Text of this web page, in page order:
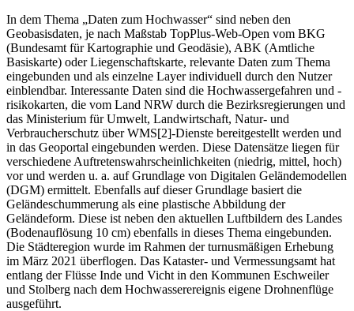
In dem Thema „Daten zum Hochwasser“ sind neben den
Geobasisdaten, je nach Maßstab TopPlus-Web-Open vom BKG
(Bundesamt für Kartographie und Geodäsie), ABK (Amtliche
Basiskarte) oder Liegenschaftskarte, relevante Daten zum Thema
eingebunden und als einzelne Layer individuell durch den Nutzer
einblendbar. Interessante Daten sind die Hochwassergefahren und -
risikokarten, die vom Land NRW durch die Bezirksregierungen und
das Ministerium für Umwelt, Landwirtschaft, Natur- und
Verbraucherschutz über WMS[2]-Dienste bereitgestellt werden und
in das Geoportal eingebunden werden. Diese Datensätze liegen für
verschiedene Auftretenswahrscheinlichkeiten (niedrig, mittel, hoch)
vor und werden u. a. auf Grundlage von Digitalen Geländemodellen
(DGM) ermittelt. Ebenfalls auf dieser Grundlage basiert die
Geländeschummerung als eine plastische Abbildung der
Geländeform. Diese ist neben den aktuellen Luftbildern des Landes
(Bodenauflösung 10 cm) ebenfalls in dieses Thema eingebunden.
Die Städteregion wurde im Rahmen der turnusmäßigen Erhebung
im März 2021 überflogen. Das Kataster- und Vermessungsamt hat
entlang der Flüsse Inde und Vicht in den Kommunen Eschweiler
und Stolberg nach dem Hochwasserereignis eigene Drohnenflüge
ausgeführt.